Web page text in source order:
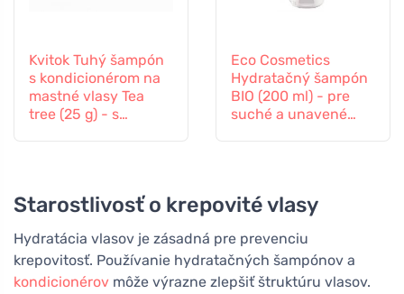
Kvitok Tuhý šampón
s kondicionérom na
mastné vlasy Tea
tree (25 g) - s
Eco Cosmetics
Hydratačný šampón
BIO (200 ml) - pre
suché a unavené
Starostlivosť o krepovité vlasy
Hydratácia vlasov je zásadná pre prevenciu
krepovitosť. Používanie hydratačných šampónov a
kondicionérov môže výrazne zlepšiť štruktúru vlasov.